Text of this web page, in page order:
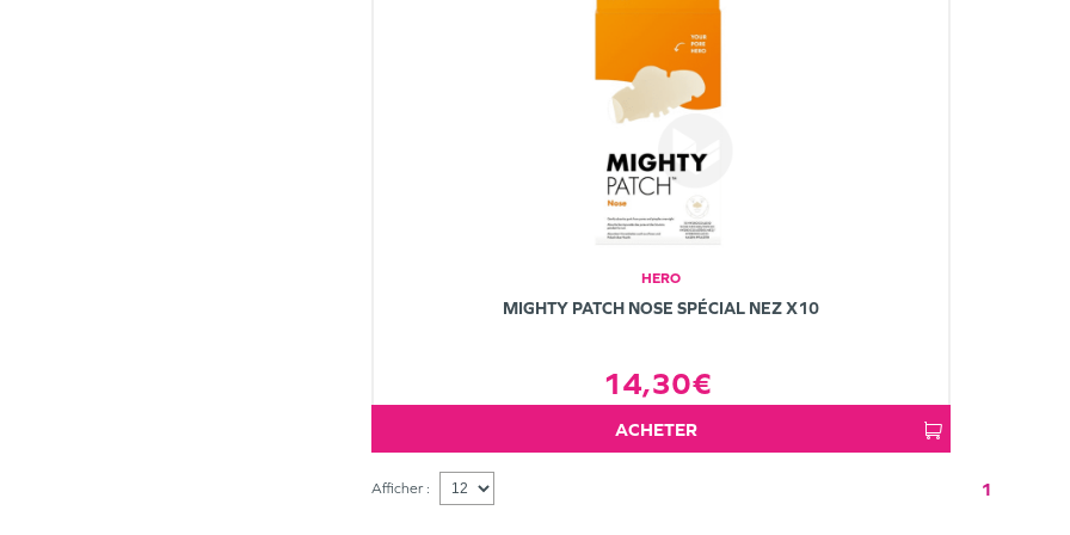
HERO
MIGHTY PATCH NOSE SPÉCIAL NEZ X10
14,30€
ACHETER
Afficher : 1